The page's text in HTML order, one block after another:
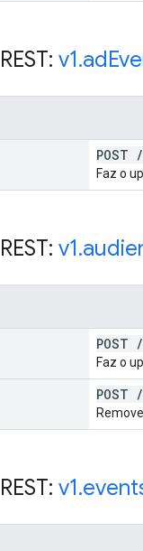
v1.ad
POST /
Faz o
v1.
POST /
Faz o
POST /
v1.